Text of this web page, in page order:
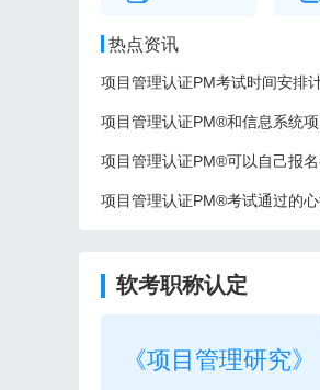
热点资讯
项目管理认证PM考试时间安排
项目管理认证PM®可以自己报
项目管理认证PM®考试通过的
软考职称认定
《项目管理研究》